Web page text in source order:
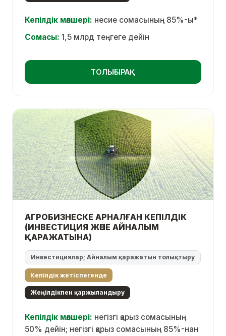
Кепілдік мөлшері: несие сомасының 85%-ы*
Сомасы: 1,5 млрд теңгеге дейін
ТОЛЫҒЫРАҚ
АГРОБИЗНЕСКЕ АРНАЛҒАН КЕПІЛДІК
(ИНВЕСТИЦИЯ ЖӘНЕ АЙНАЛЫМ
ҚАРАЖАТЫНА)
Инвестициялар; Айналым қаражатын толықтыру
Кепілдік жетіспегенде
Жеңілдікпен қаржыландыру
Кепілдік мөлшері: негізгі қарыз сомасының
50% дейін; негізгі қарыз сомасының 85%-нан